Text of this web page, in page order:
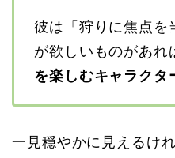
彼は「狩りに焦点を
が欲しいものがあれ
を楽しむキャラクタ
一見穏やかに見えるけ